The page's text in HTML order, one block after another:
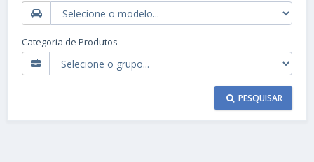
Categoria de Produtos
PESQUISAR